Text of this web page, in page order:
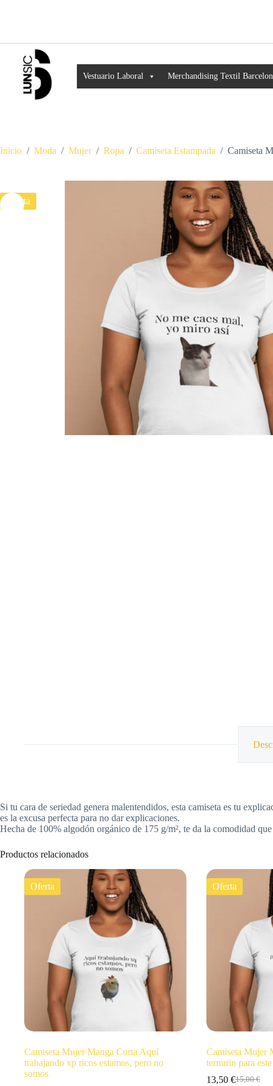
Vestuario Laboral Merchandising Textil
Inicio / Moda / Mujer / Ropa / Camiseta Estampada / Camiseta
Oferta
Si tu cara de seriedad genera malentendidos, esta camiseta es tu
es la excusa perfecta para no dar explicaciones.
Hecha de 100% algodón orgánico de 175 g/m², te da la comodidad
Productos relacionados
Oferta
Camiseta Mujer Manga Corta Aquí
trabajando xp ricos estamos, pero no
somos
Oferta
Camiseta Mujer
ternurin para
15,00€
13,50 €